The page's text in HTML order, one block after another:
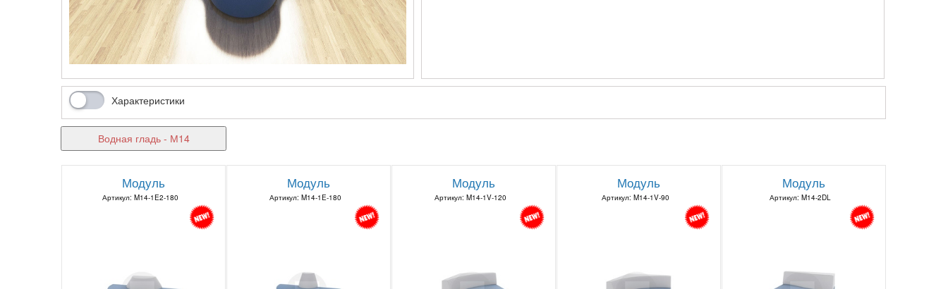
Характеристики
Водная гладь - М14
Модуль
Артикул: M14-1E2-180
Модуль
Артикул: M14-1E-180
Модуль
Артикул: M14-1V-120
Модуль
Артикул: M14-1V-90
Модуль
Артикул: M14-2DL